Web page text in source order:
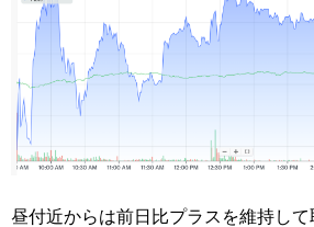
昼付近からは前日比プラスを維持し